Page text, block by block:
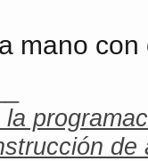
mano